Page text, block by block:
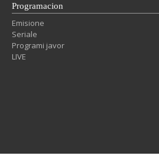
Programacion
Emisione
Seriale
Programi javor
LIVE